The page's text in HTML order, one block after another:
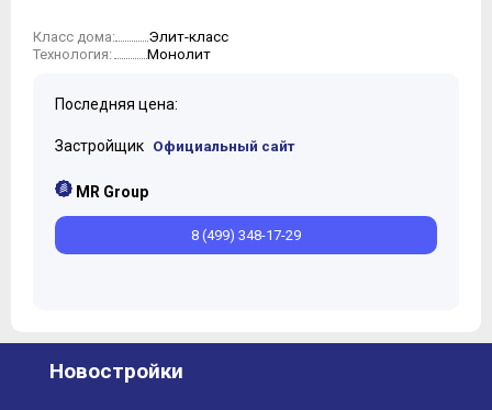
Класс дома: Элит-класс
Технология: Монолит
Последняя цена:
Застройщик Официальный сайт
MR Group
8 (499) 348-17-29
Новостройки